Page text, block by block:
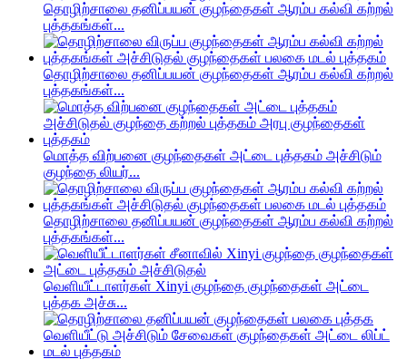
தொழிற்சாலை தனிப்பயன் குழந்தைகள் ஆரம்ப கல்வி கற்றல்
புத்தகங்கள்...
தொழிற்சாலை தனிப்பயன் குழந்தைகள் ஆரம்ப கல்வி கற்றல்
புத்தகங்கள்...
மொத்த விற்பனை குழந்தைகள் அட்டை புத்தகம் அச்சிடும்
குழந்தை லியர்...
தொழிற்சாலை தனிப்பயன் குழந்தைகள் ஆரம்ப கல்வி கற்றல்
புத்தகங்கள்...
வெளியீட்டாளர்கள் Xinyi குழந்தை குழந்தைகள் அட்டை
புத்தக அச்சு...